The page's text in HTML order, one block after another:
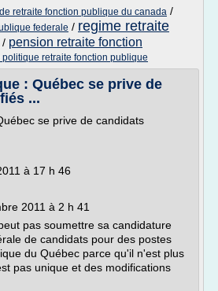
retraite fonction publique du canada /
federale / regime retraite
/ pension retraite fonction
retraite fonction publique
: Québec se prive de
...
se prive de candidats
à 17 h 46
2011 à 2 h 41
pas soumettre sa candidature
de candidats pour des postes
du Québec parce qu'il n'est plus
pas unique et des modifications